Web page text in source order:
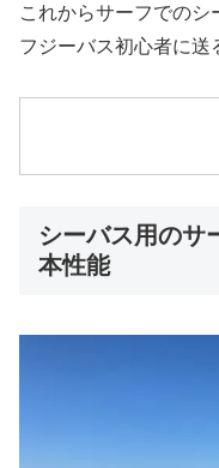
これからサーフでの
フジーバス初心者に送
シーバス用のサ
本性能